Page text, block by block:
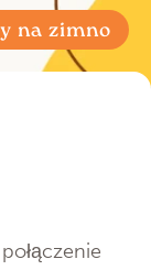
na zimno